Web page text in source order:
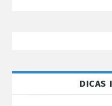
DICAS